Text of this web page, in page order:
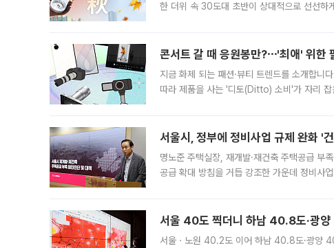
한 더위 속 30도대 초반이 상대적으로 선선하
콘서트 갈 때 응원봉만?⋯'최애' 위한
지금 화제 되는 패션·뷰티 트렌드를 소개합니
따라 제품을 사는 '디토(Ditto) 소비'가 자리
서울시, 정부에 정비사업 규제 완화
명노준 주택실장, 재개발·재건축 주택공급 부
공급 확대 방침을 거듭 강조한 가운데 정비사
서울 40도 찍더니 하남 40.8도·광
서울ㆍ노원 40.2도 이어 하남 40.8도·광양